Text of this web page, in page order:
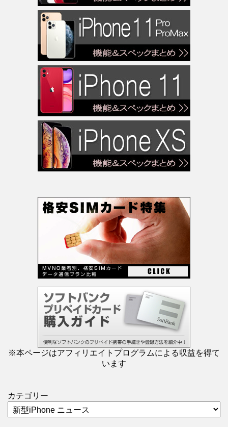
※本ページはアフィリエイトプログラムによる収益を得て
います
カテゴリー